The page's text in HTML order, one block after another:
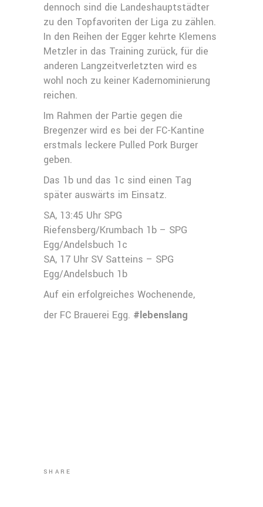
dennoch sind die Landeshauptstädter
zu den Topfavoriten der Liga zu zählen.
In den Reihen der Egger kehrte Klemens
Metzler in das Training zurück, für die
anderen Langzeitverletzten wird es
wohl noch zu keiner Kadernominierung
reichen.
Im Rahmen der Partie gegen die
Bregenzer wird es bei der FC-Kantine
erstmals leckere Pulled Pork Burger
geben.
Das 1b und das 1c sind einen Tag
später auswärts im Einsatz.
SA, 13:45 Uhr SPG
Riefensberg/Krumbach 1b – SPG
Egg/Andelsbuch 1c
SA, 17 Uhr SV Satteins – SPG
Egg/Andelsbuch 1b
Auf ein erfolgreiches Wochenende,
der FC Brauerei Egg. #lebenslang
SHARE